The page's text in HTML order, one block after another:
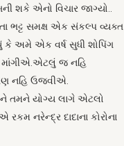
શકે એનો વિચાર જાગ્યો..
ભટ્ટ સમક્ષ એક સંકલ્પ વ્યક્ત
કે અમે એક વર્ષ સુધી શોપિંગ
માંગીએ.એટલું જ નહિ
નહિ ઉજવીએ.
તમને યોગ્ય લાગે એટલો
નરેન્દ્ર દાદાના કોરોના